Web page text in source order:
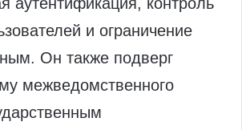
и ограничение
Он также подверг
межведомственного